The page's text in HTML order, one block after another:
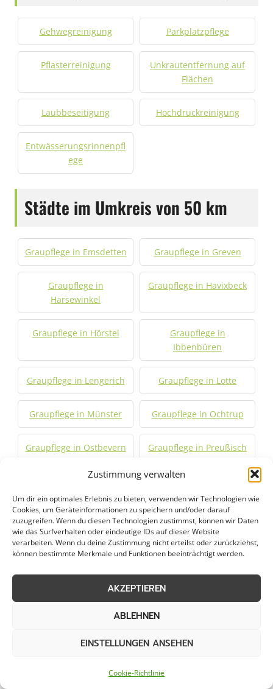
Zustimmung verwalten
Um dir ein optimales Erlebnis zu bieten, verwenden wir Technologien wie
Cookies, um Geräteinformationen zu speichern und/oder darauf
zuzugreifen. Wenn du diesen Technologien zustimmst, können wir Daten
wie das Surfverhalten oder eindeutige IDs auf dieser Website
verarbeiten. Wenn du deine Zustimmung nicht erteilst oder zurückziehst,
können bestimmte Merkmale und Funktionen beeinträchtigt werden.
AKZEPTIEREN
ABLEHNEN
EINSTELLUNGEN ANSEHEN
Cookie-Richtlinie
Gehwegreinigung Parkplatzpflege
Pflasterreinigung
Unkrautentfernung auf
Flächen
Laubbeseitigung Hochdruckreinigung
Entwässerungsrinnenpfl
ege
Städte im Umkreis von 50 km
Graupflege in Emsdetten Graupflege in Greven
Graupflege in
Harsewinkel
Graupflege in Havixbeck
Graupflege in Hörstel
Graupflege in
Ibbenbüren
Graupflege in Lengerich Graupflege in Lotte
Graupflege in Münster Graupflege in Ochtrup
Graupflege in Ostbevern
Graupflege in Preußisch
Graupflege in Recke Graupflege in Rheine
Graupflege in Steinfurt Graupflege in Telgte
Graupflege in Warendorf